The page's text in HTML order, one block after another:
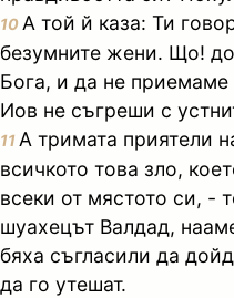
10 А той й каза: Ти
безумните жени. Що!
Бога, и да не приемаме
Иов не съгреши с
11 А тримата приятели
всичкото това зло,
всеки от мястото си, -
шуахецът Валдад,
бяха съгласили да
да го утешат.